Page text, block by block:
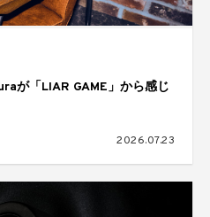
が「LIAR GAME」から感じ
2026.07.23